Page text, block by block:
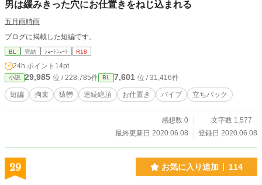
男は緩みきった穴にお仕置きをねじ込まれる
五月雨時雨
ブログに掲載した短編です。
BL 完結 ｼｮｰﾄｼｮｰﾄ R18
24h.ポイント 14pt
小説 29,985 位 / 228,785件 BL 7,601 位 / 31,416件
短編 拘束 猿轡 連続絶頂 お仕置き バイブ 立ちバック
感想数 0
文字数 1,577
最終更新日 2020.06.08
登録日 2020.06.08
29 お気に入り追加 114